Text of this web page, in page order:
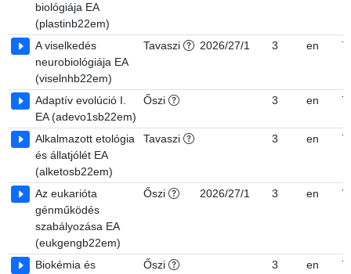
biológiája EA
(plastinb22em)
A viselkedés
neurobiológiája EA
(viselnhb22em)
Tavaszi 2026/27/1 3 en 7
Adaptív evolúció I.
EA (adevo1sb22em)
Őszi 3 en 7
Alkalmazott etológia
és állatjólét EA
(alketosb22em)
Tavaszi 3 en 7
Az eukarióta
génműködés
szabályozása EA
(eukgengb22em)
Őszi 2026/27/1 3 en 7
Biokémia és
Őszi 3 en 7